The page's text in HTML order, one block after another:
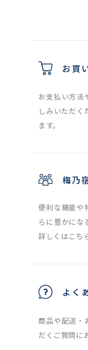
お買
お支払い方法
しみいただく
ます。
梅乃
便利な機能や
らに豊かにな
詳しくはこち
よく
商品や配送・
だくご質問に